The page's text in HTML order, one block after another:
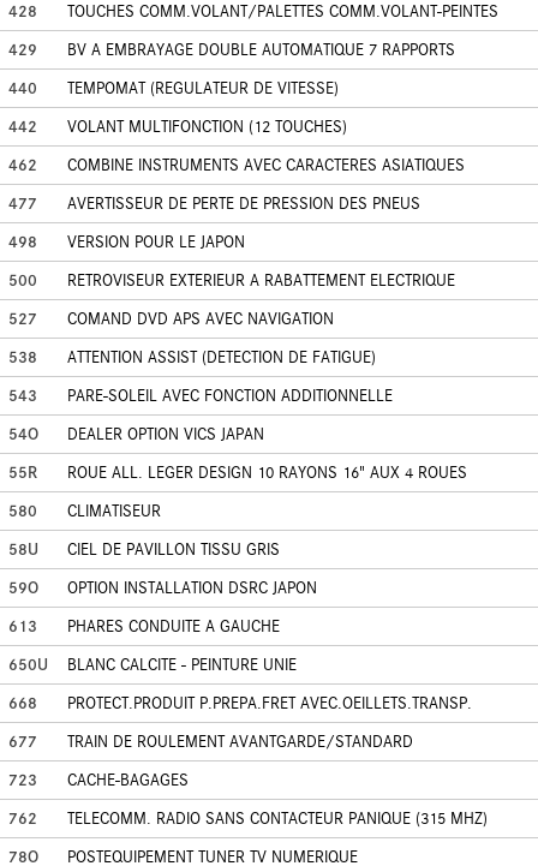
428
TOUCHES COMM.VOLANT/PALETTES COMM.VOLANT-PEINTES
429
BV A EMBRAYAGE DOUBLE AUTOMATIQUE 7 RAPPORTS
440
TEMPOMAT (REGULATEUR DE VITESSE)
442
VOLANT MULTIFONCTION (12 TOUCHES)
462
COMBINE INSTRUMENTS AVEC CARACTERES ASIATIQUES
477
AVERTISSEUR DE PERTE DE PRESSION DES PNEUS
498
VERSION POUR LE JAPON
500
RETROVISEUR EXTERIEUR A RABATTEMENT ELECTRIQUE
527
COMAND DVD APS AVEC NAVIGATION
538
ATTENTION ASSIST (DETECTION DE FATIGUE)
543
PARE-SOLEIL AVEC FONCTION ADDITIONNELLE
54O
DEALER OPTION VICS JAPAN
55R
ROUE ALL. LEGER DESIGN 10 RAYONS 16" AUX 4 ROUES
580
CLIMATISEUR
58U
CIEL DE PAVILLON TISSU GRIS
59O
OPTION INSTALLATION DSRC JAPON
613
PHARES CONDUITE A GAUCHE
650U
BLANC CALCITE - PEINTURE UNIE
668
PROTECT.PRODUIT P.PREPA.FRET AVEC.OEILLETS.TRANSP.
677
TRAIN DE ROULEMENT AVANTGARDE/STANDARD
723
CACHE-BAGAGES
762
TELECOMM. RADIO SANS CONTACTEUR PANIQUE (315 MHZ)
78O
POSTEQUIPEMENT TUNER TV NUMERIQUE